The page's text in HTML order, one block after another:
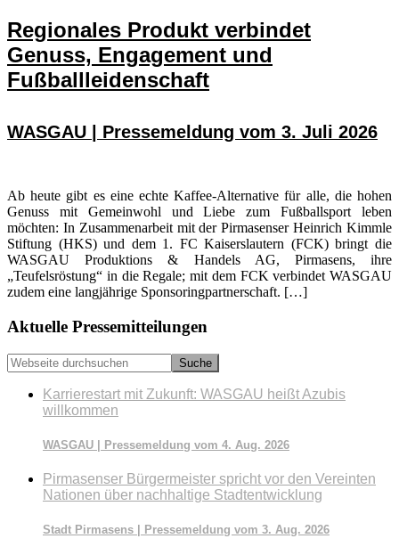
Regionales Produkt verbindet
Genuss, Engagement und
Fußballleidenschaft
WASGAU | Pressemeldung vom 3. Juli 2026
Ab heute gibt es eine echte Kaffee-Alternative für alle, die hohen
Genuss mit Gemeinwohl und Liebe zum Fußballsport leben
möchten: In Zusammenarbeit mit der Pirmasenser Heinrich Kimmle
Stiftung (HKS) und dem 1. FC Kaiserslautern (FCK) bringt die
WASGAU Produktions & Handels AG, Pirmasens, ihre
„Teufelsröstung“ in die Regale; mit dem FCK verbindet WASGAU
zudem eine langjährige Sponsoringpartnerschaft. […]
Seitenspalte
Aktuelle Pressemitteilungen
Webseite
durchsuchen
Karrierestart mit Zukunft: WASGAU heißt Azubis
willkommen
WASGAU | Pressemeldung vom 4. Aug. 2026
Pirmasenser Bürgermeister spricht vor den Vereinten
Nationen über nachhaltige Stadtentwicklung
Stadt Pirmasens | Pressemeldung vom 3. Aug. 2026